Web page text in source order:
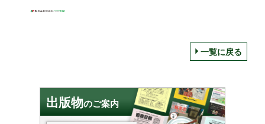
一覧に戻る
出版物のご案内